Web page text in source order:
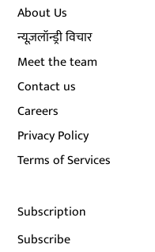
About Us
न्यूज़लॉन्ड्री विचार
Meet the team
Contact us
Careers
Privacy Policy
Terms of Services
Subscription
Subscribe